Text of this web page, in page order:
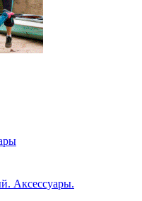
Аксессуары.